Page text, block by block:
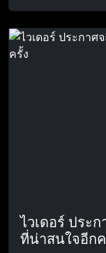
ไวเดอร์ ประ
ที่น่าสนใจอีก